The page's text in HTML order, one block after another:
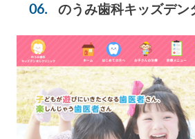
のうみ歯科キッズデン